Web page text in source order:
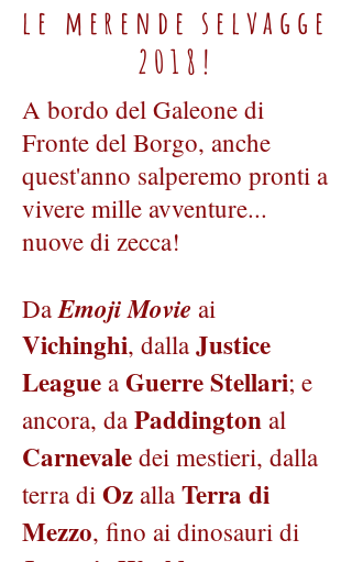
le merende selvagge
2018!
A bordo del Galeone di
Fronte del Borgo, anche
quest'anno salperemo pronti a
vivere mille avventure...
nuove di zecca!
DaEmoji Movie ai
Vichinghi, dallaJustice
League aGuerre Stellari; e
ancora, daPaddington al
Carnevale dei mestieri, dalla
terra di Oz allaTerra di
Mezzo, fino ai dinosauri di